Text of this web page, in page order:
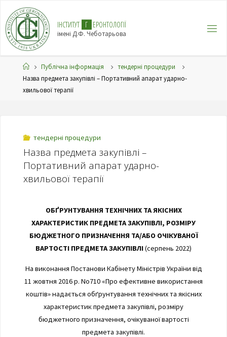
ІНСТИТУТ Г ЕРОНТОЛОГІЇ
імені Д.Ф. Чеботарьова
Публічна інформація
тендерні процедури
Назва предмета закупівлі – Портативний апарат ударно-
хвильової терапії
тендерні процедури
Назва предмета закупівлі –
Портативний апарат ударно-
хвильової терапії
ОБҐРУНТУВАННЯ ТЕХНІЧНИХ ТА ЯКІСНИХ
ХАРАКТЕРИСТИК ПРЕДМЕТА ЗАКУПІВЛІ, РОЗМІРУ
БЮДЖЕТНОГО ПРИЗНАЧЕННЯ ТА/АБО ОЧІКУВАНОЇ
ВАРТОСТІ ПРЕДМЕТА ЗАКУПІВЛІ(серпень 2022)
На виконання Постанови Кабінету Міністрів України від
11 жовтня 2016 р. No710 «Про ефективне використання
коштів» надається обґрунтування технічних та якісних
характеристик предмета закупівлі, розміру
бюджетного призначення, очікуваної вартості
предмета закупівлі.